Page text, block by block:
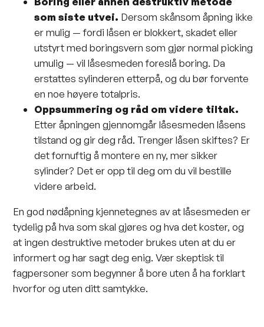
som siste utvei. Dersom skånsom åpning ikke
er mulig — fordi låsen er blokkert, skadet eller
utstyrt med boringsvern som gjør normal picking
umulig — vil låsesmeden foreslå boring. Da
erstattes sylinderen etterpå, og du bør forvente
en noe høyere totalpris.
Oppsummering og råd om videre tiltak.
Etter åpningen gjennomgår låsesmeden låsens
tilstand og gir deg råd. Trenger låsen skiftes? Er
det fornuftig å montere en ny, mer sikker
sylinder? Det er opp til deg om du vil bestille
videre arbeid.
En god nødåpning kjennetegnes av at låsesmeden er
tydelig på hva som skal gjøres og hva det koster, og
at ingen destruktive metoder brukes uten at du er
informert og har sagt deg enig. Vær skeptisk til
fagpersoner som begynner å bore uten å ha forklart
hvorfor og uten ditt samtykke.